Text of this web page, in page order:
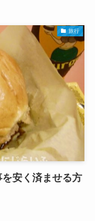
旅行
を安く済ませる方